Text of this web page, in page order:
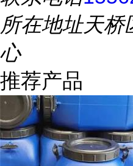
所在地址天桥
心
推荐产品